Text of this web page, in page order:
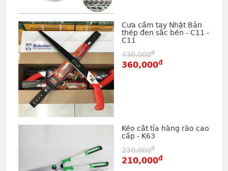
Cưa cầm tay Nhật Bản
thép đen sắc bén - C11 -
C11
430,000đ
360,000đ
Kéo cắt tỉa hàng rào cao
cấp - K63
230,000đ
210,000đ